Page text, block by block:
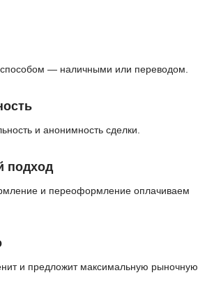
— наличными или переводом.
и анонимность сделки.
подход
и переоформление оплачиваем
и предложит максимальную рыночную